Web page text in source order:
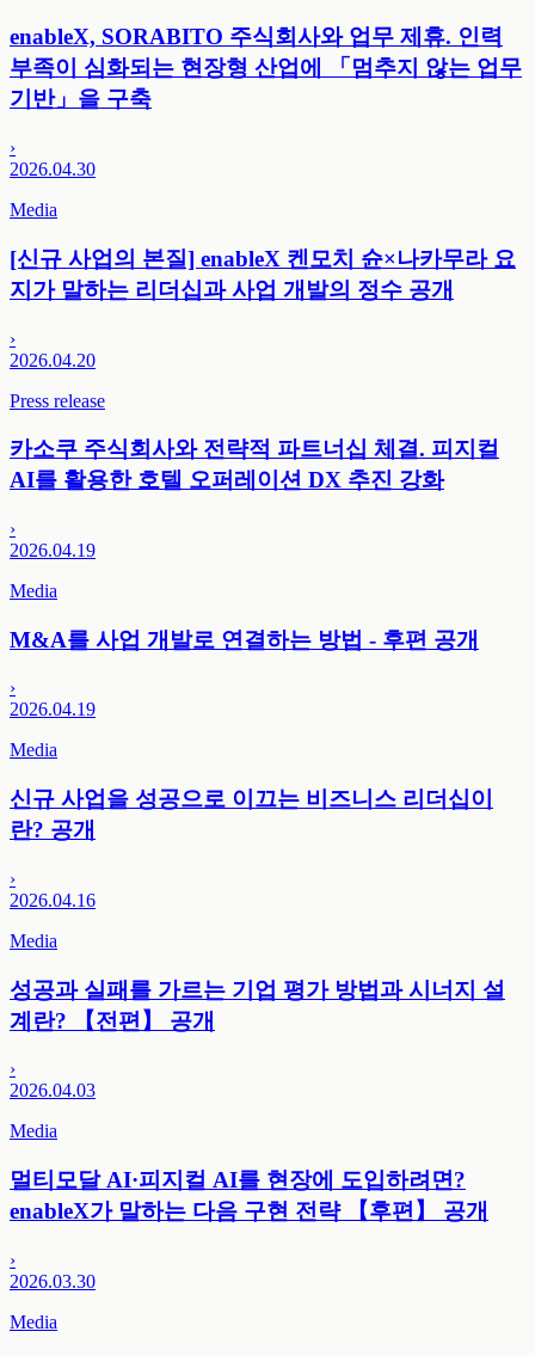
enableX, SORABITO 주식회사와 업무 제휴. 인력
부족이 심화되는 현장형 산업에 「멈추지 않는 업무
기반」을 구축
›
2026.04.30
Media
[신규 사업의 본질] enableX 켄모치 슌×나카무라 요
지가 말하는 리더십과 사업 개발의 정수 공개
›
2026.04.20
Press release
카소쿠 주식회사와 전략적 파트너십 체결. 피지컬
AI를 활용한 호텔 오퍼레이션 DX 추진 강화
›
2026.04.19
Media
M&A를 사업 개발로 연결하는 방법 - 후편 공개
›
2026.04.19
Media
신규 사업을 성공으로 이끄는 비즈니스 리더십이
란? 공개
›
2026.04.16
Media
성공과 실패를 가르는 기업 평가 방법과 시너지 설
계란? 【전편】 공개
›
2026.04.03
Media
멀티모달 AI·피지컬 AI를 현장에 도입하려면?
enableX가 말하는 다음 구현 전략 【후편】 공개
›
2026.03.30
Media